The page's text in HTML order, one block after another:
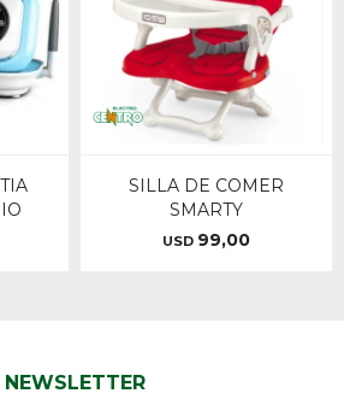
SILLA DE COMER
SMARTY
USD 99,00
NEWSLETTER